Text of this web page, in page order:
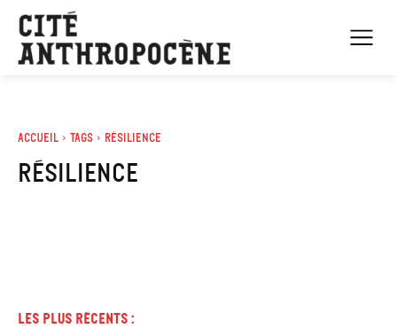
Accueil Tags Résilience
résilience
Les plus récents :